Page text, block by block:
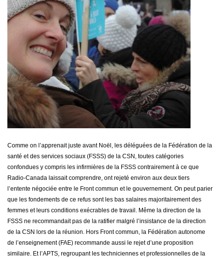
Comme on l’apprenait juste avant Noël, les déléguées de la Fédération de la
santé et des services sociaux (FSSS) de la CSN, toutes catégories
confondues y compris les infirmières de la FSSS contrairement à ce que
Radio-Canada laissait comprendre, ont rejeté environ aux deux tiers
l’entente négociée entre le Front commun et le gouvernement. On peut parier
que les fondements de ce refus sont les bas salaires majoritairement des
femmes et leurs conditions exécrables de travail. Même la direction de la
FSSS ne recommandait pas de la ratifier malgré l’insistance de la direction
de la CSN lors de la réunion. Hors Front commun, la Fédération autonome
de l’enseignement (FAE) recommande aussi le rejet d’une proposition
similaire. Et l’APTS, regroupant les techniciennes et professionnelles de la